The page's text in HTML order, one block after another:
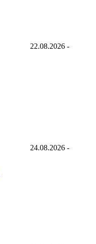
22.08.2026 -
24.08.2026 -